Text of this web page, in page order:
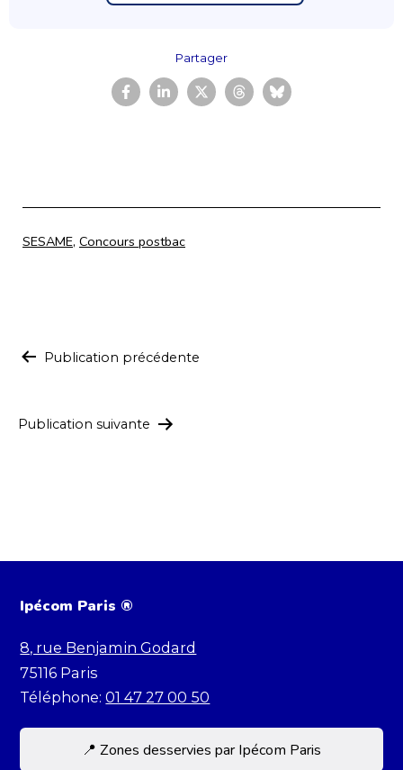
Partager
Catégorisé
SESAME, Concours postbac
Navigation
l’article
Publication précédente
Publication suivante
Ipécom Paris ®
8, rue Benjamin Godard
75116 Paris
Téléphone:01 47 27 00 50
📍 Zones desservies par Ipécom Paris